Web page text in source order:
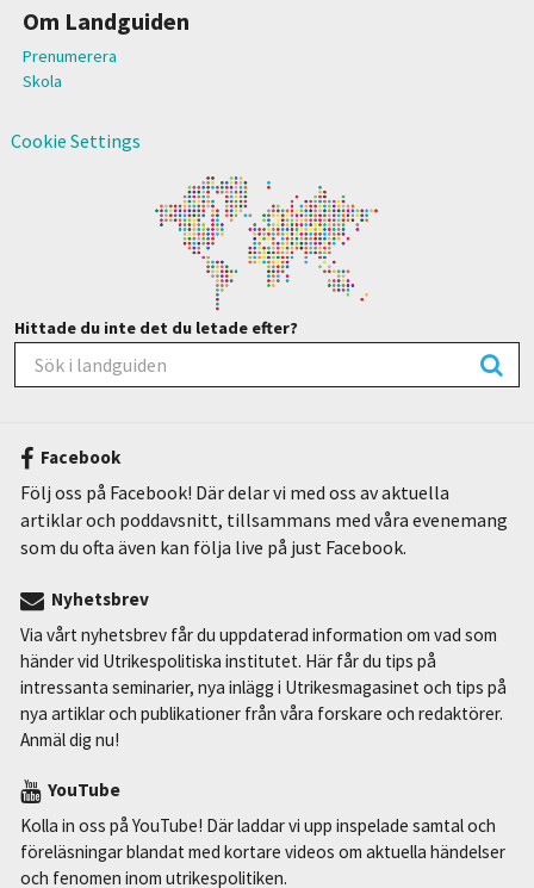
Om Landguiden
Prenumerera
Skola
Cookie Settings
Hittade du inte det du letade efter?
Facebook
Följ oss på Facebook! Där delar vi med oss av aktuella
artiklar och poddavsnitt, tillsammans med våra evenemang
som du ofta även kan följa live på just Facebook.
Nyhetsbrev
Via vårt nyhetsbrev får du uppdaterad information om vad som
händer vid Utrikespolitiska institutet. Här får du tips på
intressanta seminarier, nya inlägg i Utrikesmagasinet och tips på
nya artiklar och publikationer från våra forskare och redaktörer.
Anmäl dig nu!
YouTube
Kolla in oss på YouTube! Där laddar vi upp inspelade samtal och
föreläsningar blandat med kortare videos om aktuella händelser
och fenomen inom utrikespolitiken.